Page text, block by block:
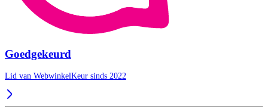
Goedgekeurd
Lid van WebwinkelKeur sinds 2022